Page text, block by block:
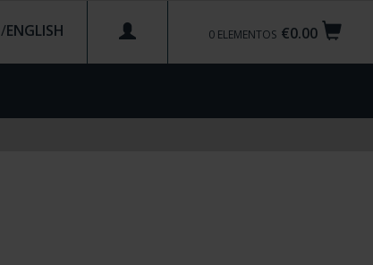
€0.00
0 ELEMENTOS
/